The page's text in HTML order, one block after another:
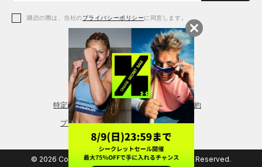
アクセサリー
レギンス＆タイツ
シューズ
購読の際は、当社のプライバシーポリシーに同意します。
特定商取引法に基づく通販の表記 会員規約
プライバシーポリシー
© 2026 Copyright DOME Corporation. All Rights Reserved.